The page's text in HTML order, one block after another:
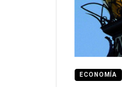
ECONOMÍA